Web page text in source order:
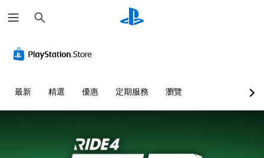
尋
最新 精選 優惠 定期服務 瀏覽